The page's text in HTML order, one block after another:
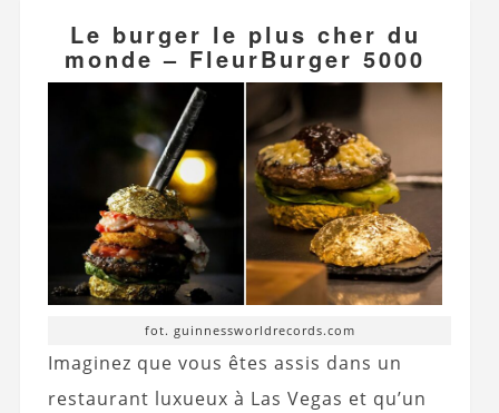
Le burger le plus cher du
monde – FleurBurger 5000
fot. guinnessworldrecords.com
Imaginez que vous êtes assis dans un
restaurant luxueux à Las Vegas et qu’un